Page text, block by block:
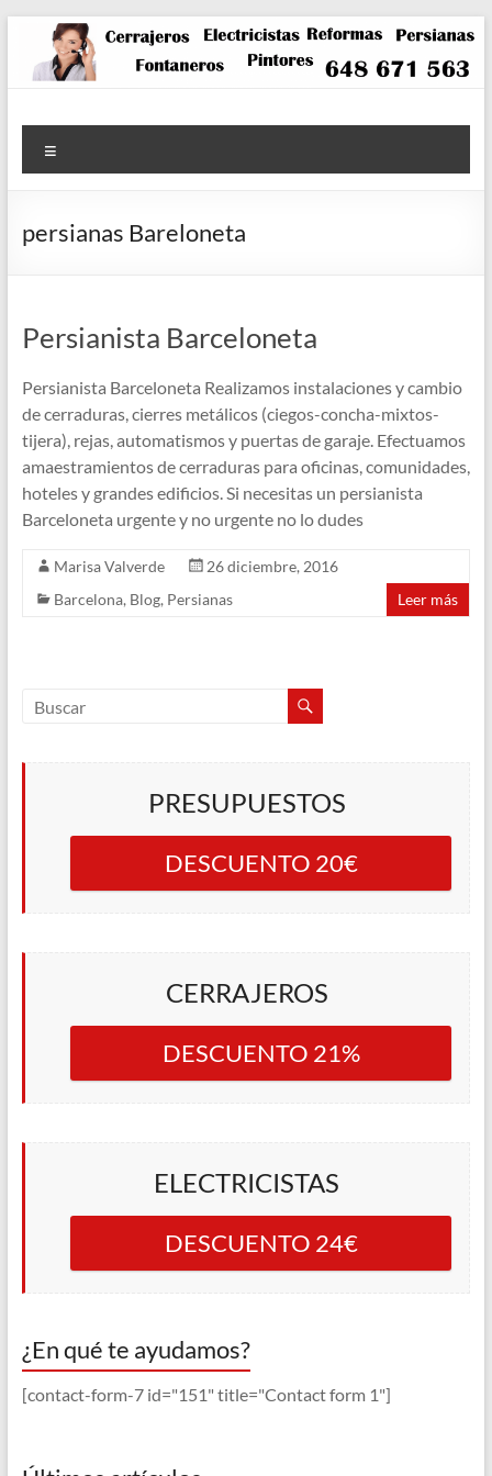
contenido
persianas Bareloneta
Persianista Barceloneta
Persianista Barceloneta Realizamos instalaciones y cambio
de cerraduras, cierres metálicos (ciegos-concha-mixtos-
tijera), rejas, automatismos y puertas de garaje. Efectuamos
amaestramientos de cerraduras para oficinas, comunidades,
hoteles y grandes edificios. Si necesitas un persianista
Barceloneta urgente y no urgente no lo dudes
Marisa Valverde
26 diciembre, 2016
Barcelona, Blog, Persianas Leer más
PRESUPUESTOS
DESCUENTO 20€
CERRAJEROS
DESCUENTO 21%
ELECTRICISTAS
DESCUENTO 24€
¿En qué te ayudamos?
[contact-form-7 id="151" title="Contact form 1"]